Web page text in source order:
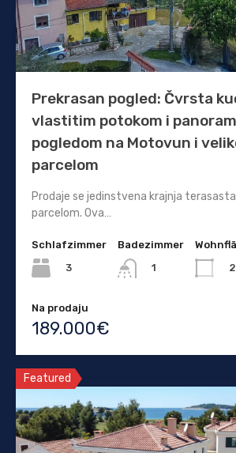
Prekrasan pogled: Čvrsta
vlastitim potokom i
pogledom na Motovun i
parcelom
Prodaje se jedinstvena krajnja
parcelom. Ova…
Schlafzimmer
3
Badezimmer
1
Na prodaju
189.000€
Featured